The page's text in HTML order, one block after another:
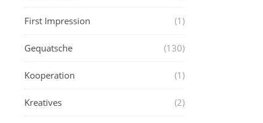
First Impression (1)
Gequatsche (130)
Kooperation (1)
Kreatives (2)